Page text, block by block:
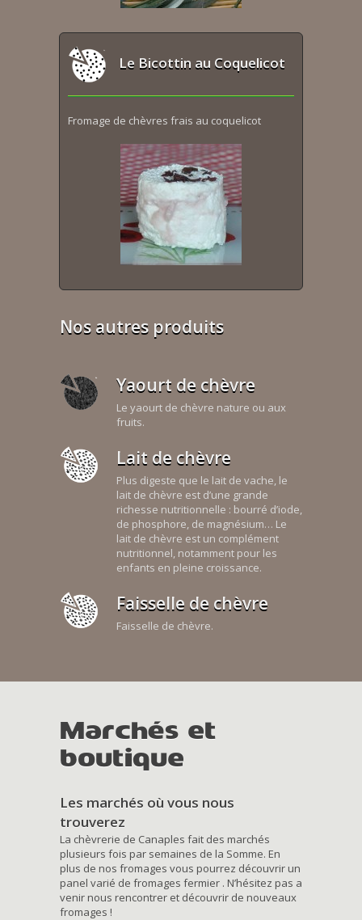
Le Bicottin au Coquelicot
Fromage de chèvres frais au coquelicot
Nos autres produits
Yaourt de chèvre
Le yaourt de chèvre nature ou aux
fruits.
Lait de chèvre
Plus digeste que le lait de vache, le
lait de chèvre est d’une grande
richesse nutritionnelle : bourré d’iode,
de phosphore, de magnésium… Le
lait de chèvre est un complément
nutritionnel, notamment pour les
enfants en pleine croissance.
Faisselle de chèvre
Faisselle de chèvre.
Marchés et
boutique
Les marchés où vous nous
trouverez
La chèvrerie de Canaples fait des marchés
plusieurs fois par semaines de la Somme. En
plus de nos fromages vous pourrez découvrir un
panel varié de fromages fermier . N’hésitez pas a
venir nous rencontrer et découvrir de nouveaux
fromages !